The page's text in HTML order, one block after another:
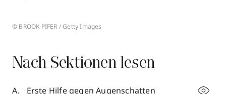
© BROOK PIFER / Getty Images
Nach Sektionen lesen
Erste Hilfe gegen Augenschatten